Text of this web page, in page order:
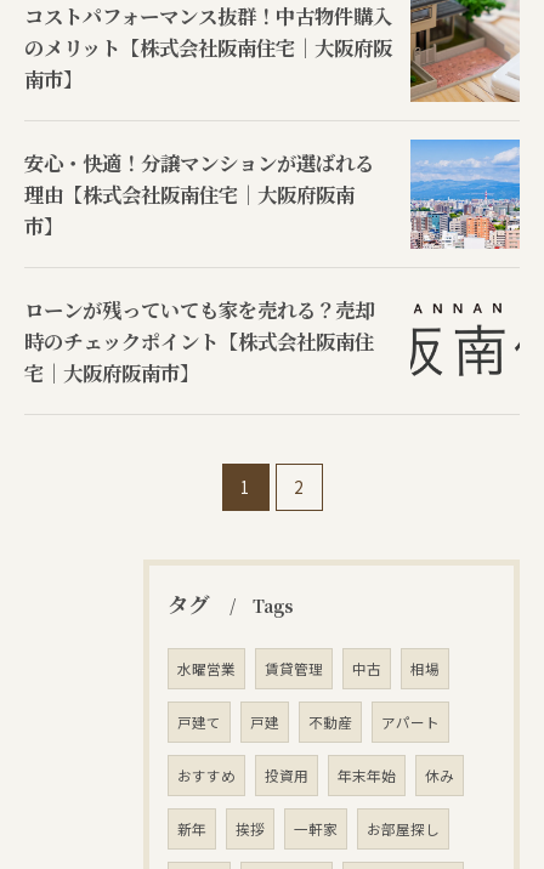
コストパフォーマンス抜群！中古物件購入
のメリット【株式会社阪南住宅｜大阪府阪
南市】
安心・快適！分譲マンションが選ばれる
理由【株式会社阪南住宅｜大阪府阪南
市】
ローンが残っていても家を売れる？売却
時のチェックポイント【株式会社阪南住
宅｜大阪府阪南市】
1 2
タグ Tags
水曜営業 賃貸管理 中古 相場
戸建て 戸建 不動産 アパート
おすすめ 投資用 年末年始 休み
新年 挨拶 一軒家 お部屋探し